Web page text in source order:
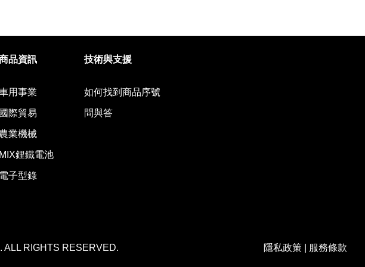
品資訊
用事業
國際貿易
農業機械
MIX鋰鐵電池
電子型錄
技術與支援
如何找到商品序號
問與答
RIGHTS RESERVED. 隱私政策 服務條款